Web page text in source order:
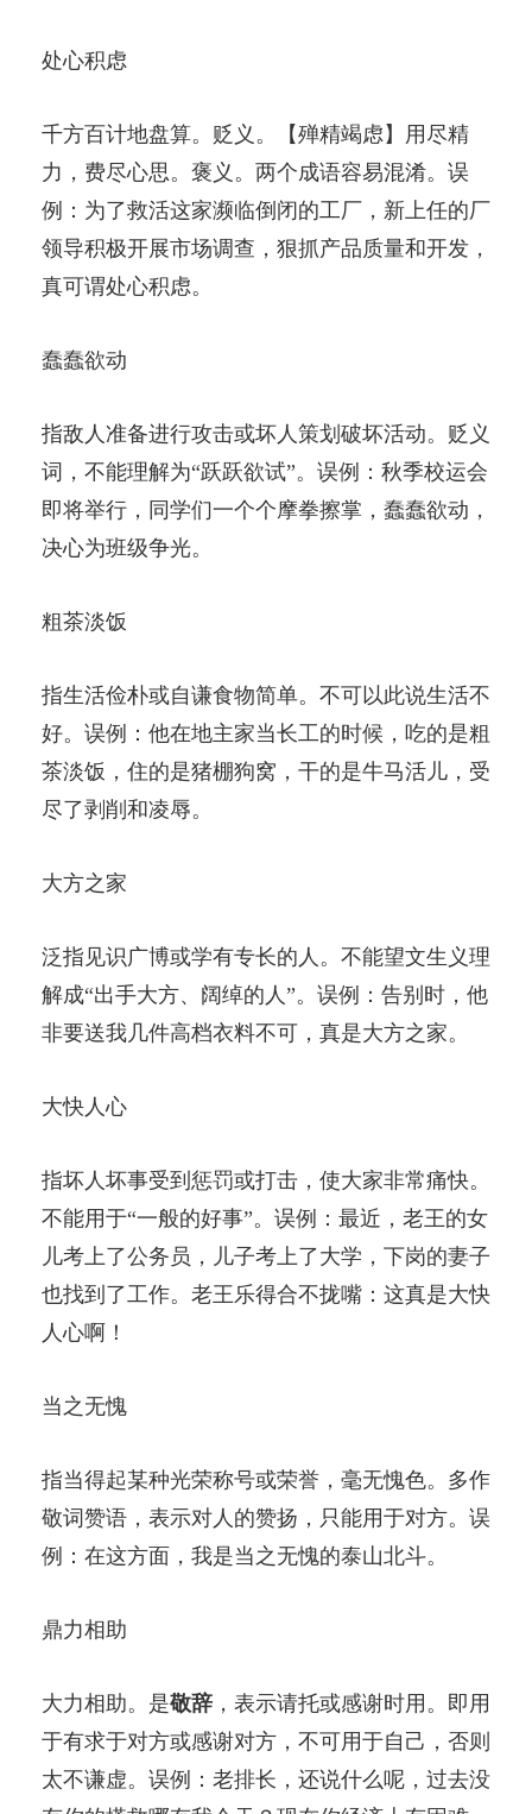
处心积虑
千方百计地盘算。贬义。【殚精竭虑】用尽精
力，费尽心思。褒义。两个成语容易混淆。误
例：为了救活这家濒临倒闭的工厂，新上任的厂
领导积极开展市场调查，狠抓产品质量和开发，
真可谓处心积虑。
蠢蠢欲动
指敌人准备进行攻击或坏人策划破坏活动。贬义
词，不能理解为“跃跃欲试”。误例：秋季校运会
即将举行，同学们一个个摩拳擦掌，蠢蠢欲动，
决心为班级争光。
粗茶淡饭
指生活俭朴或自谦食物简单。不可以此说生活不
好。误例：他在地主家当长工的时候，吃的是粗
茶淡饭，住的是猪棚狗窝，干的是牛马活儿，受
尽了剥削和凌辱。
大方之家
泛指见识广博或学有专长的人。不能望文生义理
解成“出手大方、阔绰的人”。误例：告别时，他
非要送我几件高档衣料不可，真是大方之家。
大快人心
指坏人坏事受到惩罚或打击，使大家非常痛快。
不能用于“一般的好事”。误例：最近，老王的女
儿考上了公务员，儿子考上了大学，下岗的妻子
也找到了工作。老王乐得合不拢嘴：这真是大快
人心啊！
当之无愧
指当得起某种光荣称号或荣誉，毫无愧色。多作
敬词赞语，表示对人的赞扬，只能用于对方。误
例：在这方面，我是当之无愧的泰山北斗。
鼎力相助
大力相助。是敬辞 ，表示请托或感谢时用。即用
于有求于对方或感谢对方，不可用于自己，否则
太不谦虚。误例：老排长，还说什么呢，过去没